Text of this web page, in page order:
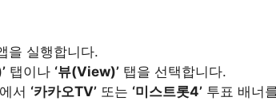
을 실행합니다.
탭이나 ‘뷰(View)’ 탭을 선택합니다.
서 ‘카카오TV’ 또는 ‘미스트롯4’ 투표 배너